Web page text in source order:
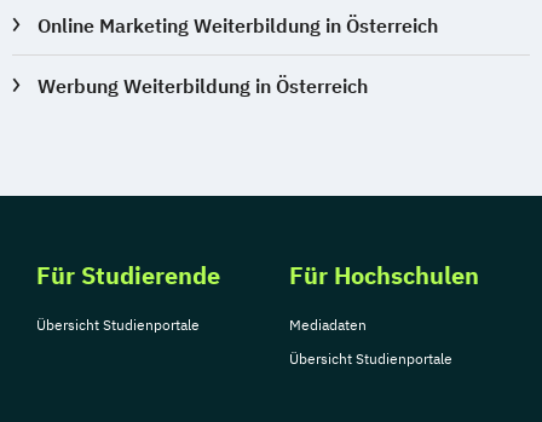
Online Marketing Weiterbildung in Österreich
Werbung Weiterbildung in Österreich
Für Studierende
Übersicht Studienportale
Für Hochschulen
Mediadaten
Übersicht Studienportale